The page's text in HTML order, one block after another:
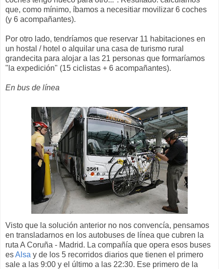
que, como mínimo, íbamos a necesitiar movilizar 6 coches
(y 6 acompañantes).
Por otro lado, tendríamos que reservar 11 habitaciones en
un hostal / hotel o alquilar una casa de turismo rural
grandecita para alojar a las 21 personas que formaríamos
"la expedición" (15 ciclistas + 6 acompañantes).
En bus de línea
Visto que la solución anterior no nos convencía, pensamos
en transladarnos en los autobuses de línea que cubren la
ruta A Coruña - Madrid. La compañía que opera esos buses
esAlsa y de los 5 recorridos diarios que tienen el primero
sale a las 9:00 y el último a las 22:30. Ese primero de la